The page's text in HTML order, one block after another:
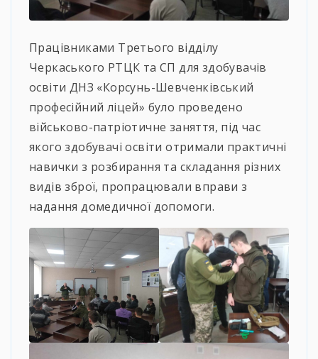
Працівниками Третього відділу
Черкаського РТЦК та СП для здобувачів
освіти ДНЗ «Корсунь-Шевченківський
професійний ліцей» було проведено
військово-патріотичне заняття, під час
якого здобувачі освіти отримали практичні
навички з розбирання та складання різних
видів зброї, пропрацювали вправи з
надання домедичної допомоги.